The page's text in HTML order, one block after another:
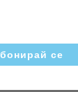
-20%